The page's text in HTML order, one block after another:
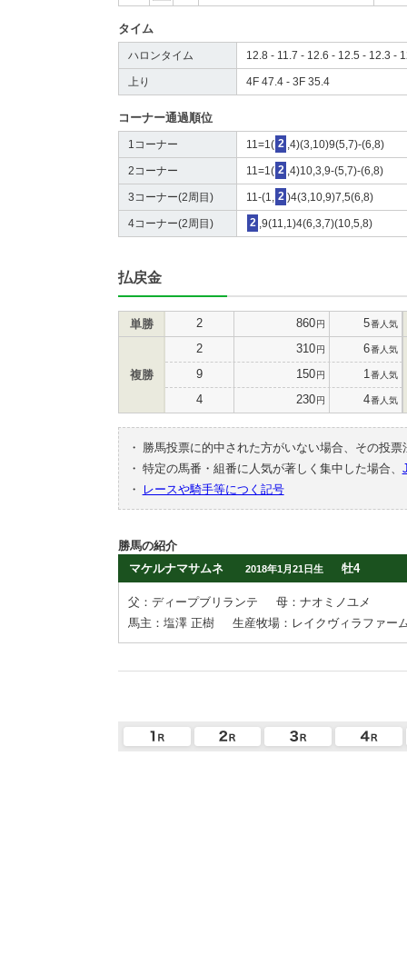
タイム
ハロンタイム 12.8 - 11.7 - 12.6 - 12.5 - 12.3 -
上り 4F 47.4 - 3F 35.4
コーナー通過順位
1コーナー 11=1( 2 ,4)(3,10)9(5,7)-(6,8)
2コーナー 11=1( 2 ,4)10,3,9-(5,7)-(6,8)
3コーナー(2周目) 11-(1, 2 )4(3,10,9)7,5(6,8)
4コーナー(2周目) 2 ,9(11,1)4(6,3,7)(10,5,8)
払戻金
単勝 2 860円 5番人気
複勝
2 310円 6番人気
9 150円 1 番人気
4 230円 4番人気
・
勝馬投票に的中された方がいない場合、その投
・ 特定の馬番・組番に人気が著しく集中した場合、
・
レースや騎手等につく記号
勝馬の紹介
マケルナマサムネ
2018年1月21日生 牡4
父：ディープブリランテ
母：ナオミノユメ
馬主：塩澤 正樹
生産牧場：レイクヴィラファー